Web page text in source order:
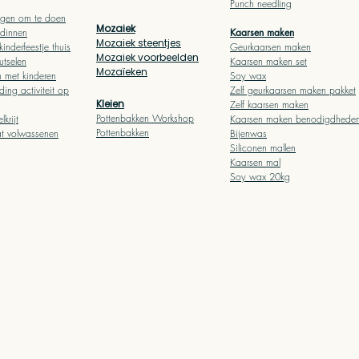
In winkelwagen
borduursteken!
In winkelwagen
In winkelwagen In winkelwagen
om te doen
thuis
met kinderen
activiteit op
volwassenen
Mozaiek
Mozaiek steentjes
Mozaiek voorbeelden
Mozaïeken
Kleien
Pottenbakken Workshop
Pottenbakken
Punch needling
Kaarsen maken
Geurkaarsen maken
Kaarsen maken set
Soy wax
Zelf geurkaarsen maken pakket
Zelf kaarsen maken
Kaarsen maken benodigdheden
Bijenwas
Siliconen mallen
Kaarsen mal
Soy wax 20kg